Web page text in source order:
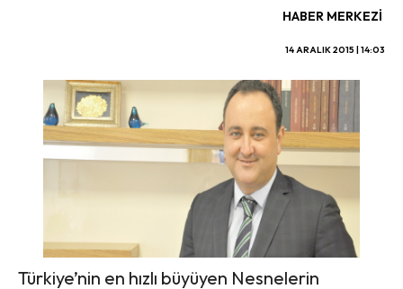
HABER MERKEZI
14 ARALIK 2015 | 14:03
Türkiye’nin en hızlı büyüyen Nesnelerin